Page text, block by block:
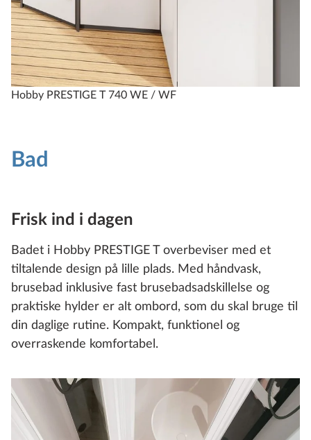
Hobby PRESTIGE T 740 WE / WF
Bad
Frisk ind i dagen
Badet i Hobby PRESTIGE T overbeviser med et
tiltalende design på lille plads. Med håndvask,
brusebad inklusive fast brusebadsadskillelse og
praktiske hylder er alt ombord, som du skal bruge til
din daglige rutine. Kompakt, funktionel og
overraskende komfortabel.